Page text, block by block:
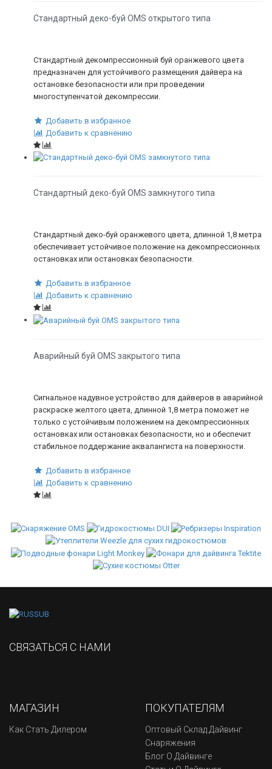
Стандартный деко-буй OMS открытого типа
Стандартный декомпрессионный буй оранжевого цвета
предназначен для устойчивого размещения дайвера на
остановке безопасности или при проведении
многоступенчатой декомпрессии.
Добавить в избранное
Добавить к сравнению
Стандартный деко-буй OMS замкнутого типа
Стандартный деко-буй оранжевого цвета, длинной 1,8 метра
обеспечивает устойчивое положение на декомпрессионных
остановках или остановках безопасности.
Добавить в избранное
Добавить к сравнению
Аварийный буй OMS закрытого типа
Сигнальное надувное устройство для дайверов в аварийной
раскраске желтого цвета, длинной 1,8 метра поможет не
только с устойчивым положением на декомпрессионных
остановках или остановках безопасности, но и обеспечит
стабильное поддержание аквалангиста на поверхности.
Добавить в избранное
Добавить к сравнению
СВЯЗАТЬСЯ С НАМИ
МАГАЗИН
Как Стать Дилером
ПОКУПАТЕЛЯМ
Оптовый Склад Дайвинг
Снаряжения
Блог О Дайвинге